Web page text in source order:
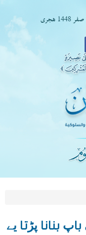
بنانا پڑتا یے